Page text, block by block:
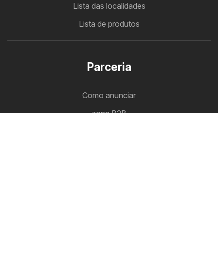
Lista das localidades
Lista de produtos
Parceria
Como anunciar
zona B2B